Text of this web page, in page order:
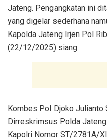
Jateng. Pengangkatan ini
yang digelar sederhana
Kapolda Jateng Irjen Pol
(22/12/2025) siang.
Kombes Pol Djoko Julianto
Dirreskrimsus Polda
Kapolri Nomor ST/2781A/